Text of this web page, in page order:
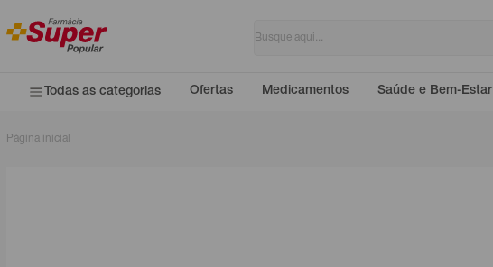
Todas as categorias Ofertas Medicamentos Saúde e Bem-Estar
Página inicial